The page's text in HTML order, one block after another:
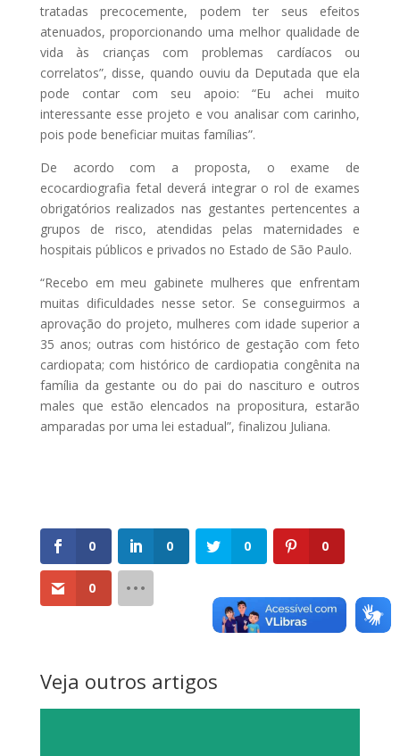
tratadas precocemente, podem ter seus efeitos
atenuados, proporcionando uma melhor qualidade de
vida às crianças com problemas cardíacos ou
correlatos”, disse, quando ouviu da Deputada que ela
pode contar com seu apoio: “Eu achei muito
interessante esse projeto e vou analisar com carinho,
pois pode beneficiar muitas famílias”.
De acordo com a proposta, o exame de
ecocardiografia fetal deverá integrar o rol de exames
obrigatórios realizados nas gestantes pertencentes a
grupos de risco, atendidas pelas maternidades e
hospitais públicos e privados no Estado de São Paulo.
“Recebo em meu gabinete mulheres que enfrentam
muitas dificuldades nesse setor. Se conseguirmos a
aprovação do projeto, mulheres com idade superior a
35 anos; outras com histórico de gestação com feto
cardiopata; com histórico de cardiopatia congênita na
família da gestante ou do pai do nascituro e outros
males que estão elencados na propositura, estarão
amparadas por uma lei estadual”, finalizou Juliana.
0 0 0 0
0
Veja outros artigos